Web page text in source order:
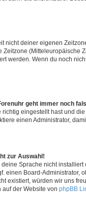
nicht deiner eigenen
Zeitzone (Mitteleuropäische
werden. Wenn du noch
geht immer noch
eingestellt hast und
einen Administrator,
zur Auswahl!
Sprache nicht
einen Board-Administrator,
existiert, würden wir uns
der Website von phpBB